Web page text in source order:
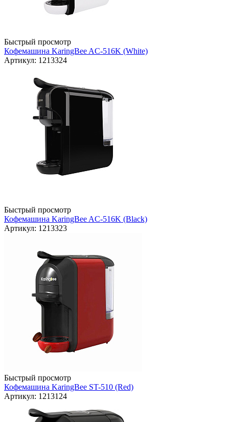
Быстрый просмотр
Кофемашина KaringBee AC-516K (White)
Артикул: 1213324
Быстрый просмотр
Кофемашина KaringBee AC-516K (Black)
Артикул: 1213323
Быстрый просмотр
Кофемашина KaringBee ST-510 (Red)
Артикул: 1213124